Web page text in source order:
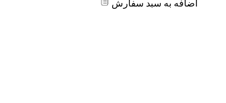
اضافه به سبد سفارش